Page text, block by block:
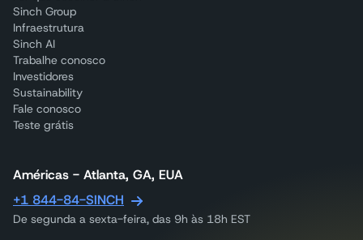
Sinch Group
Infraestrutura
Sinch AI
Trabalhe conosco
Investidores
Sustainability
Fale conosco
Teste grátis
Américas - Atlanta, GA, EUA
+1 844-84-SINCH
De segunda a sexta-feira, das 9h às 18h EST